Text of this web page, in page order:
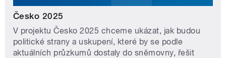
Česko 2025
V projektu Česko 2025 chceme ukázat, jak budou
politické strany a uskupení, které by se podle
aktuálních průzkumů dostaly do sněmovny, řešit